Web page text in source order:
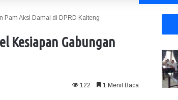
Pam Aksi Damai di DPRD Kalteng
Kesiapan Gabungan
122 1 Menit Baca